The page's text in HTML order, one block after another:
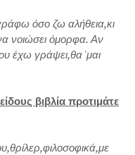
όσο ζω αλήθεια,κι
νοιώσει όμορφα. Αν
έχω γράψει,θα 'μαι
βιβλία προτιμάτε